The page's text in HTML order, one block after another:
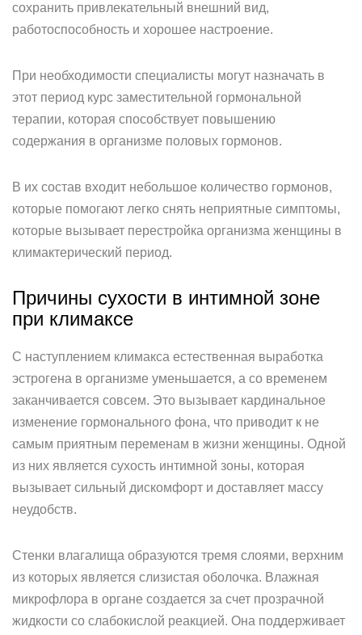
сохранить привлекательный внешний вид,
работоспособность и хорошее настроение.
При необходимости специалисты могут назначать в
этот период курс заместительной гормональной
терапии, которая способствует повышению
содержания в организме половых гормонов.
В их состав входит небольшое количество гормонов,
которые помогают легко снять неприятные симптомы,
которые вызывает перестройка организма женщины в
климактерический период.
Причины сухости в интимной зоне
при климаксе
С наступлением климакса естественная выработка
эстрогена в организме уменьшается, а со временем
заканчивается совсем. Это вызывает кардинальное
изменение гормонального фона, что приводит к не
самым приятным переменам в жизни женщины. Одной
из них является сухость интимной зоны, которая
вызывает сильный дискомфорт и доставляет массу
неудобств.
Стенки влагалища образуются тремя слоями, верхним
из которых является слизистая оболочка. Влажная
микрофлора в органе создается за счет прозрачной
жидкости со слабокислой реакцией. Она поддерживает